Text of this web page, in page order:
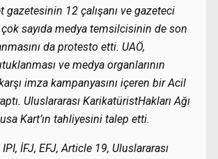
gazetesinin 12 çalışanı ve gazeteci
sayıda medya temsilcisinin de son
da protesto etti. UAÖ,
ve medya organlarının
imza kampanyasını içeren bir Acil
Uluslararası KarikatüristHakları Ağı
Kart’ın tahliyesini talep etti.
IPI, İFJ, EFJ, Article 19, Uluslararası